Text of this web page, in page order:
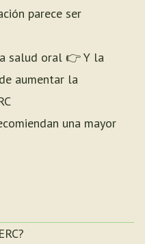
parece ser
salud oral 👉 Y la
aumentar la
una mayor